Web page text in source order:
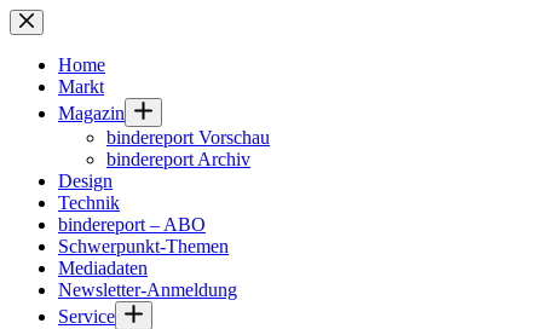
Zum
Inhalt
springenHome
Markt
Magazin
bindereport Vorschau
bindereport Archiv
Design
Technik
bindereport – ABO
Schwerpunkt-Themen
Mediadaten
Newsletter-Anmeldung
Service